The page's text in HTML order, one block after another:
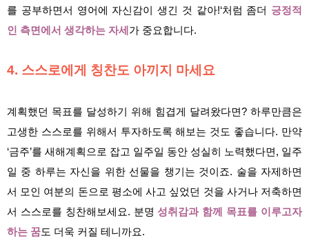
를 공부하면서 영어에 자신감이 생긴 것 같아!‘처럼 좀더
긍정적
인 측면에서 생각하는 자세 가 중요합니다.
4. 스스로에게 칭찬도 아끼지 마세요
계획했던 목표를 달성하기 위해 힘겹게 달려왔다면? 하루만큼은
고생한 스스로를 위해서 투자하도록 해보는 것도 좋습니다. 만약
‘금주’를 새해계획으로 잡고 일주일 동안 성실히 노력했다면, 일주
일 중 하루는 자신을 위한 선물을 챙기는 것이죠. 술을 자제하면
서 모인 여분의 돈으로 평소에 사고 싶었던 것을 사거나 저축하면
서 스스로를 칭찬해보세요. 분명성취감과 함께 목표를 이루고자
하는 꿈도 더욱 커질 테니까요.